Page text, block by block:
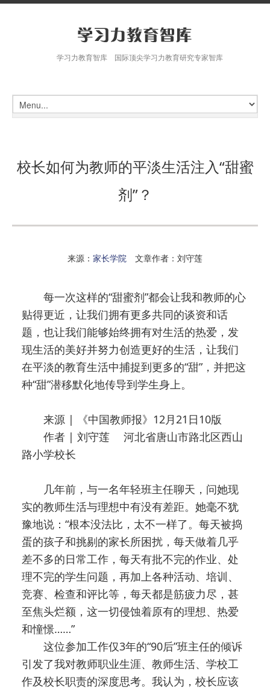
学习力教育智库 国际顶尖学习力教育研究专家智库
校长如何为教师的平淡生活注入“甜蜜
剂”？
来源： 家长学院 文章作者：刘守莲
每一次这样的“甜蜜剂”都会让我和教师的心
贴得更近，让我们拥有更多共同的谈资和话
题，也让我们能够始终拥有对生活的热爱，发
现生活的美好并努力创造更好的生活，让我们
在平淡的教育生活中捕捉到更多的“甜”，并把这
种“甜”潜移默化地传导到学生身上。
来源 | 《中国教师报》12月21日10版
作者 | 刘守莲 河北省唐山市路北区西山
路小学校长
几年前，与一名年轻班主任聊天，问她现
实的教师生活与理想中有没有差距。她毫不犹
豫地说：“根本没法比，太不一样了。每天被捣
蛋的孩子和挑剔的家长所困扰，每天做着几乎
差不多的日常工作，每天有批不完的作业、处
理不完的学生问题，再加上各种活动、培训、
竞赛、检查和评比等，每天都是筋疲力尽，甚
至焦头烂额，这一切侵蚀着原有的理想、热爱
和憧憬……”
这位参加工作仅3年的“90后”班主任的倾诉
引发了我对教师职业生涯、教师生活、学校工
作及校长职责的深度思考。我认为，校长应该